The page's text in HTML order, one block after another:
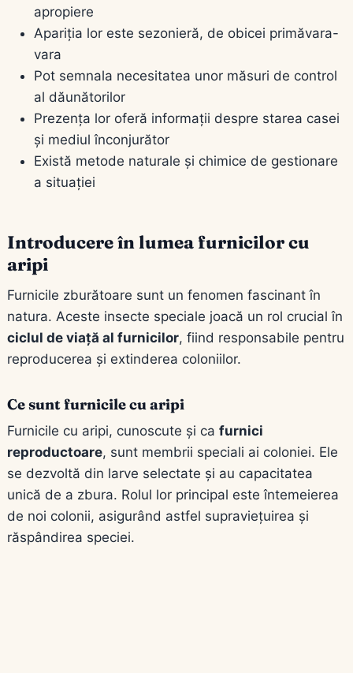
apropiere
Apariția lor este sezonieră, de obicei primăvara-
vara
Pot semnala necesitatea unor măsuri de control
al dăunătorilor
Prezența lor oferă informații despre starea casei
și mediul înconjurător
Există metode naturale și chimice de gestionare
a situației
Introducere în lumea furnicilor cu
aripi
Furnicile zburătoare sunt un fenomen fascinant în
natura. Aceste insecte speciale joacă un rol crucial în
ciclul de viață al furnicilor, fiind responsabile pentru
reproducerea și extinderea coloniilor.
Ce sunt furnicile cu aripi
Furnicile cu aripi, cunoscute și ca furnici
reproductoare, sunt membrii speciali ai coloniei. Ele
se dezvoltă din larve selectate și au capacitatea
unică de a zbura. Rolul lor principal este întemeierea
de noi colonii, asigurând astfel supraviețuirea și
răspândirea speciei.